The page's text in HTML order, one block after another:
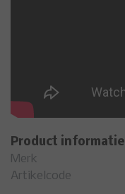
Product informatie
Merk
Artikelcode